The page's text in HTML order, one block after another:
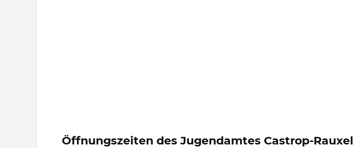
Öffnungszeiten des Jugendamtes Castrop-Rauxel